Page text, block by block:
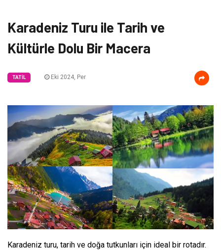
Karadeniz Turu ile Tarih ve
Kültürle Dolu Bir Macera
TATIL Eki 2024, Per
Karadeniz turu, tarih ve doğa tutkunları için ideal bir rotadır.